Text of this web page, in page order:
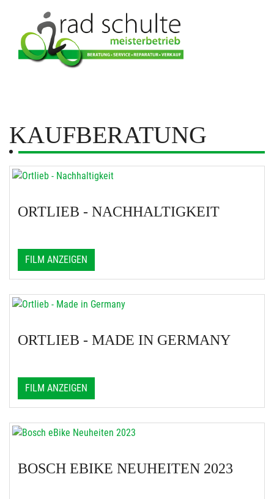
KAUFBERATUNG
ORTLIEB - NACHHALTIGKEIT
FILM ANZEIGEN
ORTLIEB - MADE IN GERMANY
FILM ANZEIGEN
BOSCH EBIKE NEUHEITEN 2023